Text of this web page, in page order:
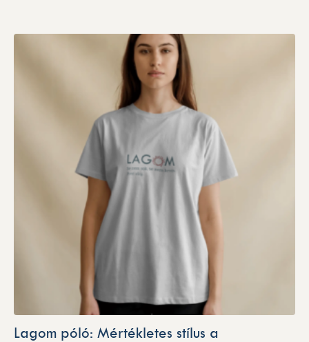
Lagom póló: Mértékletes stílus a